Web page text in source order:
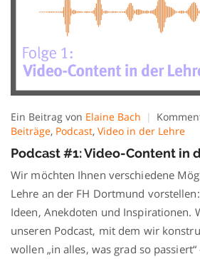
Ein Beitrag von Elaine Bach
Beiträge, Podcast, Video in der Lehre
Podcast #1: Video-Content in
Wir möchten Ihnen verschiedene
Lehre an der FH Dortmund
Ideen, Anekdoten und Inspirationen.
unseren Podcast, mit dem wir
wollen „in alles, was grad so